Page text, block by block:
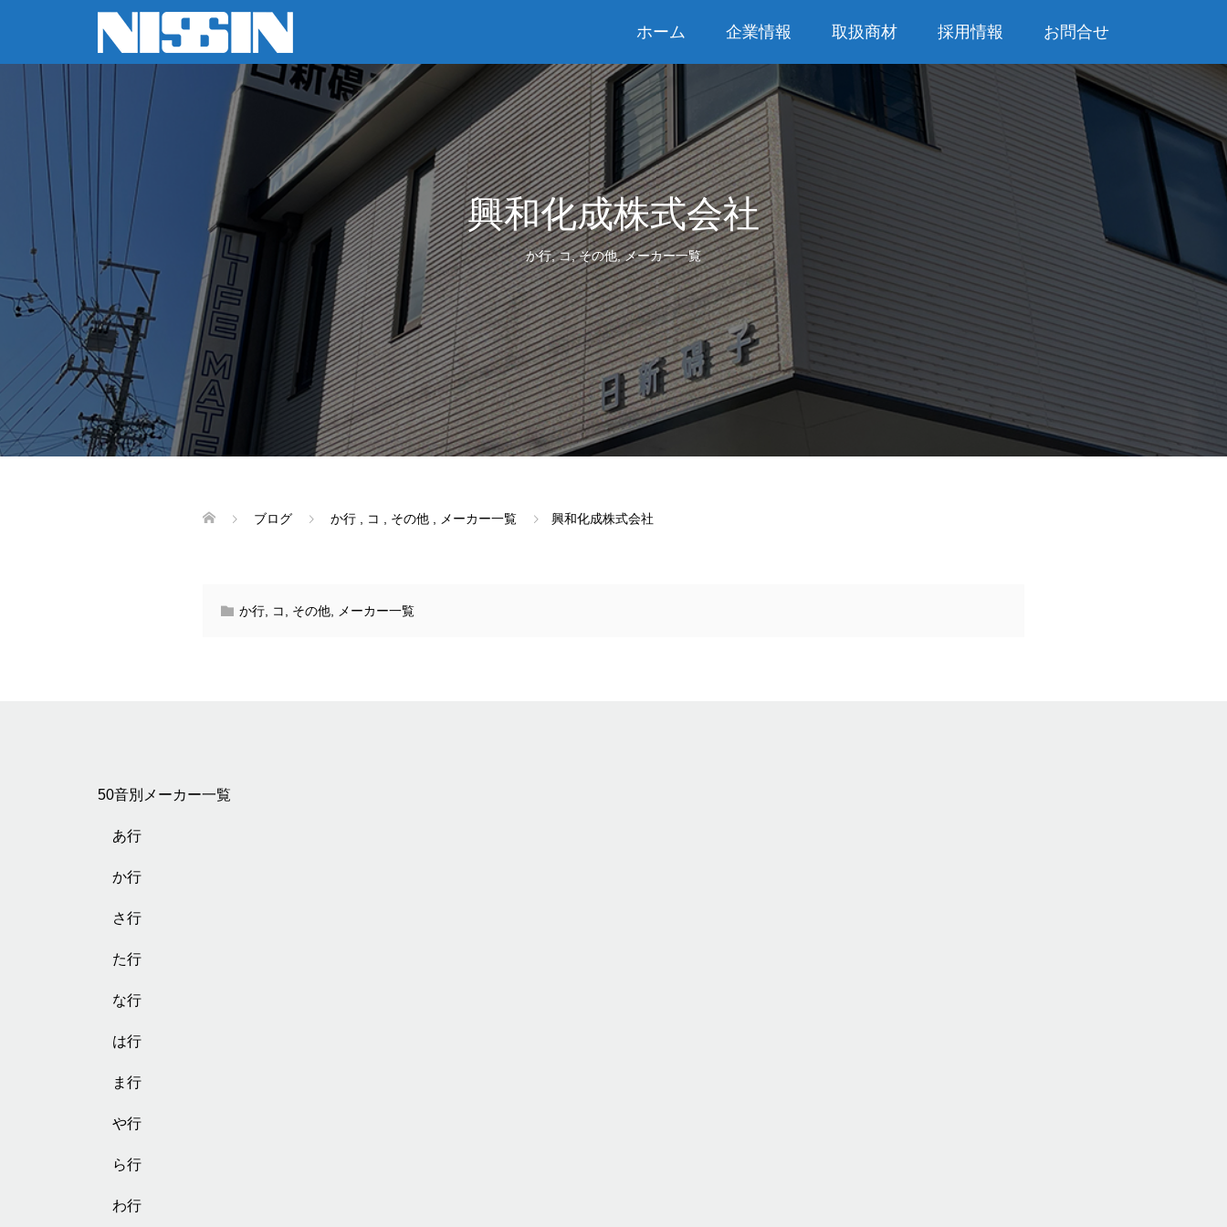
ホーム 企業情報 取扱商材 採用情報 お問合せ
興和化成株式会社
か行,コ,その他,メーカー一覧
ブログ か行 コ その他 メーカー一覧 興和化成株式会社
か行 コ その他 メーカー一覧
50音別メーカー一覧
あ行
か行
さ行
た行
な行
は行
ま行
や行
ら行
わ行